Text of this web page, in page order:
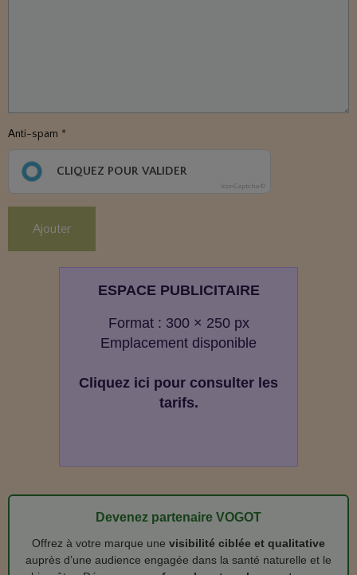
Anti-spam
CLIQUEZ POUR VALIDER
IconCaptcha ©
Ajouter
ESPACE PUBLICITAIRE
Format : 300 × 250 px
Emplacement disponible
Cliquez ici pour consulter les
tarifs.
Devenez partenaire VOGOT
Offrez à votre marque une visibilité ciblée et qualitative
auprès d’une audience engagée dans la santé naturelle et le